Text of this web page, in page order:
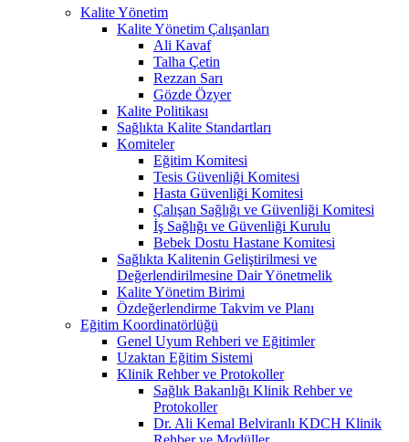
Kalite Yönetim
Kalite Yönetim Çalışanları
Ali Kavaf
Talha Çetin
Rezzan Sarı
Gözde Özyer
Kalite Politikası
Sağlıkta Kalite Standartları
Komiteler
Eğitim Komitesi
Tesis Güvenliği Komitesi
Hasta Güvenliği Komitesi
Çalışan Sağlığı ve Güvenliği Komitesi
İş Sağlığı ve Güvenliği Kurulu
Bebek Dostu Hastane Komitesi
Sağlıkta Kalitenin Geliştirilmesi ve
Değerlendirilmesine Dair Yönetmelik
Kalite Yönetim Birimi
Özdeğerlendirme Takvim ve Planı
Eğitim Koordinatörlüğü
Genel Uyum Rehberi ve Eğitimler
Uzaktan Eğitim Sistemi
Klinik Rehber ve Protokoller
Sağlık Bakanlığı Klinik Rehber ve
Protokoller
Dr. Ali Kemal Belviranlı KDCH Klinik